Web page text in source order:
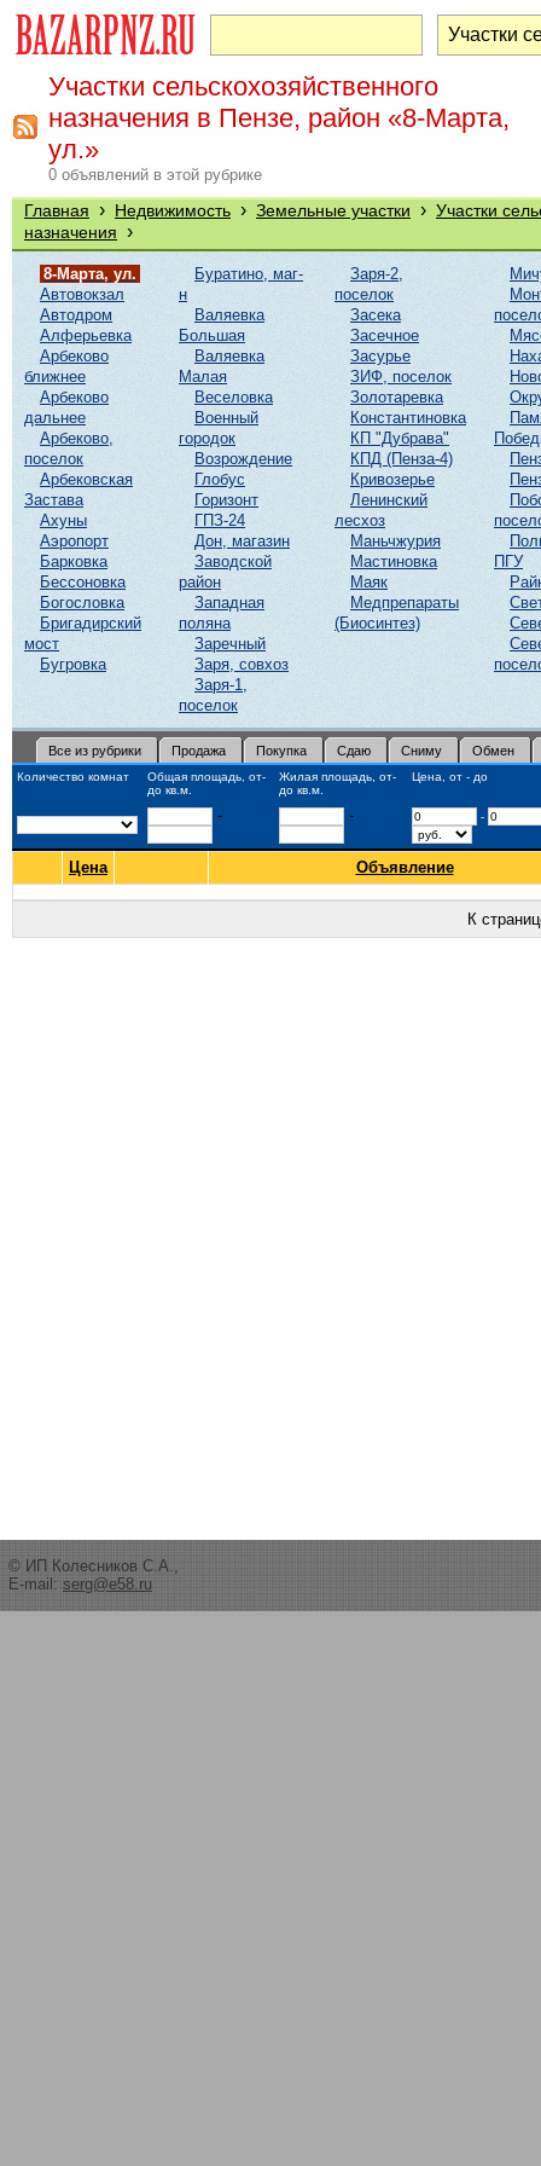
Участки сельскохозяйственного
назначения в Пензе, район «8-Марта,
ул.»
0 объявлений в этой рубрике
Главная › Недвижимость › Земельные участки › Участки
назначения ›
8-Марта, ул.
Автовокзал
Автодром
Алферьевка
Арбеково
ближнее
Арбеково
дальнее
Арбеково,
поселок
Арбековская
Застава
Ахуны
Аэропорт
Барковка
Бессоновка
Богословка
Бригадирский
мост
Бугровка
Буратино, маг-
н
Валяевка
Большая
Валяевка
Малая
Веселовка
Военный
городок
Возрождение
Глобус
Горизонт
ГПЗ-24
Дон, магазин
Заводской
район
Западная
поляна
Заречный
Заря, совхоз
Заря-1,
поселок
Заря-2,
поселок
Засека
Засечное
Засурье
ЗИФ, поселок
Золотаревка
Константиновка
КП "Дубрава"
КПД (Пенза-4)
Кривозерье
Ленинский
лесхоз
Маньчжурия
Мастиновка
Маяк
Медпрепараты
(Биосинтез)
ПГУ
Все из рубрики Продажа Покупка Сдаю Сниму Обмен
Количество комнат
Общая площадь, от-
до кв.м.
Жилая площадь, от-
до кв.м.
Цена, от - до
- - -
Цена Объявление
К
© ИП Колесников С.А.,
E-mail: serg@e58.ru